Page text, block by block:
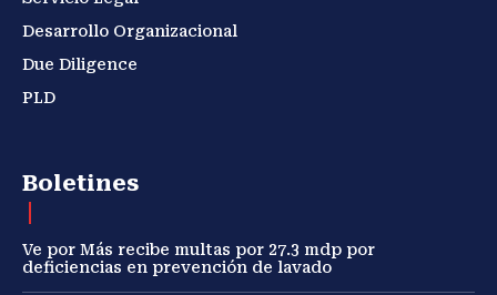
Desarrollo Organizacional
Due Diligence
PLD
Boletines
Ve por Más recibe multas por 27.3 mdp por
deficiencias en prevención de lavado